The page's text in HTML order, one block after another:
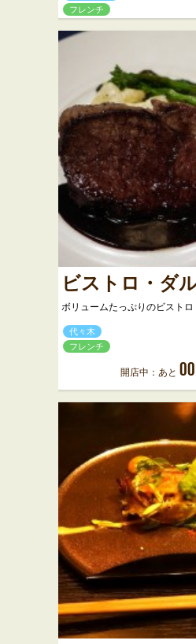
フレンチ
ビストロ・ダ
ボリュームたっぷりのビストロ
代々木
フレンチ
開店中：あと